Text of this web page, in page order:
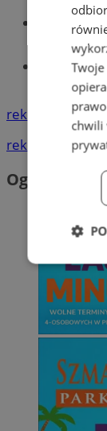
Śląski
reklama
reklama
Ogłoszenia
chwili